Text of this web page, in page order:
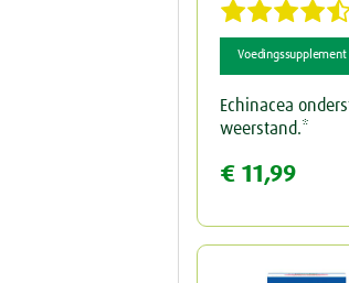
Voedingssupplement
Echinacea
weerstand.*
€ 11,99